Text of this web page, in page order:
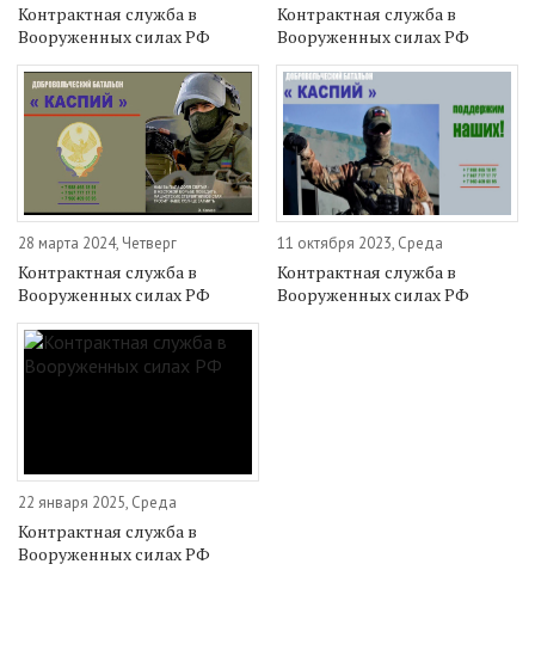
Контрактная служба в
Вооруженных силах РФ
Контрактная служба в
Вооруженных силах РФ
28 марта 2024, Четверг
Контрактная служба в
Вооруженных силах РФ
11 октября 2023, Среда
Контрактная служба в
Вооруженных силах РФ
22 января 2025, Среда
Контрактная служба в
Вооруженных силах РФ